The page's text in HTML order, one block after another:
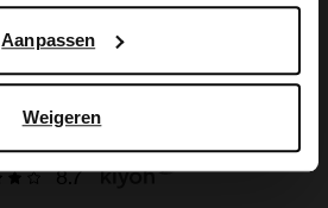
Aanpassen
Weigeren
8.7